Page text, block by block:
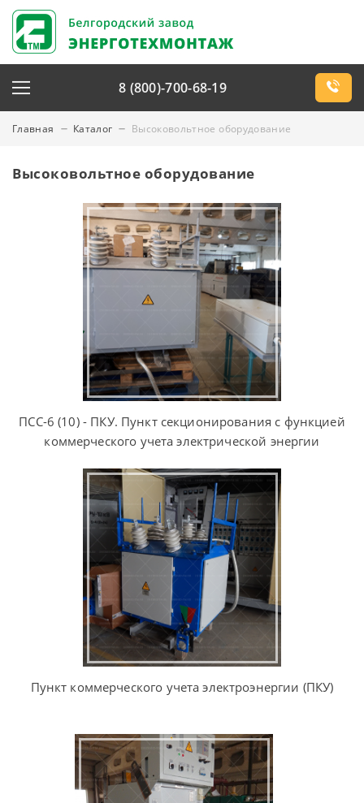
8 (800)-700-68-19
Главная Каталог Высоковольтное оборудование
Высоковольтное оборудование
ПСС-6 (10) - ПКУ. Пункт секционирования с функцией
коммерческого учета электрической энергии
Пункт коммерческого учета электроэнергии (ПКУ)